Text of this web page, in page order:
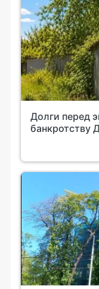
Долги перед
банкротству